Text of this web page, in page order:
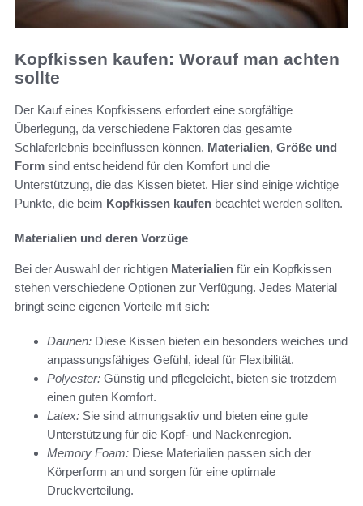
Kopfkissen kaufen: Worauf man achten
sollte
Der Kauf eines Kopfkissens erfordert eine sorgfältige
Überlegung, da verschiedene Faktoren das gesamte
Schlaferlebnis beeinflussen können. Materialien, Größe und
Form sind entscheidend für den Komfort und die
Unterstützung, die das Kissen bietet. Hier sind einige wichtige
Punkte, die beim Kopfkissen kaufen beachtet werden sollten.
Materialien und deren Vorzüge
Bei der Auswahl der richtigen Materialien für ein Kopfkissen
stehen verschiedene Optionen zur Verfügung. Jedes Material
bringt seine eigenen Vorteile mit sich:
Daunen: Diese Kissen bieten ein besonders weiches und
anpassungsfähiges Gefühl, ideal für Flexibilität.
Polyester: Günstig und pflegeleicht, bieten sie trotzdem
einen guten Komfort.
Latex: Sie sind atmungsaktiv und bieten eine gute
Unterstützung für die Kopf- und Nackenregion.
Memory Foam: Diese Materialien passen sich der
Körperform an und sorgen für eine optimale
Druckverteilung.